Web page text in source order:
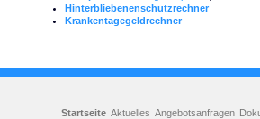
Hinterbliebenenschutzrechner
Krankentagegeldrechner
Startseite Aktuelles Angebotsanfragen